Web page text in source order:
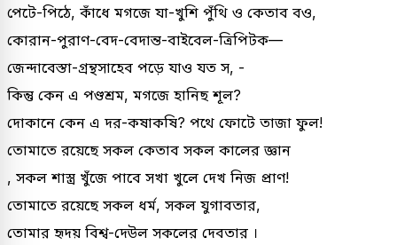
পেটে-পিঠে, কাঁধে মগজে যা-খুশি পুঁথি ও কেতাব বও,
কোরান-পুরাণ-বেদ-বেদান্ত-বাইবেল-ত্রিপিটক—
জেন্দাবেস্তা-গ্রন্থসাহেব পড়ে যাও যত স, -
কিন্তু কেন এ পণ্ডশ্রম, মগজে হানিছ শূল?
দোকানে কেন এ দর-কষাকষি? পথে ফোটে তাজা ফুল!
তোমাতে রয়েছে সকল কেতাব সকল কালের জ্ঞান
, সকল শাস্ত্র খুঁজে পাবে সখা খুলে দেখ নিজ প্রাণ!
তোমাতে রয়েছে সকল ধর্ম, সকল যুগাবতার,
তোমার হৃদয় বিশ্ব-দেউল সকলের দেবতার ।